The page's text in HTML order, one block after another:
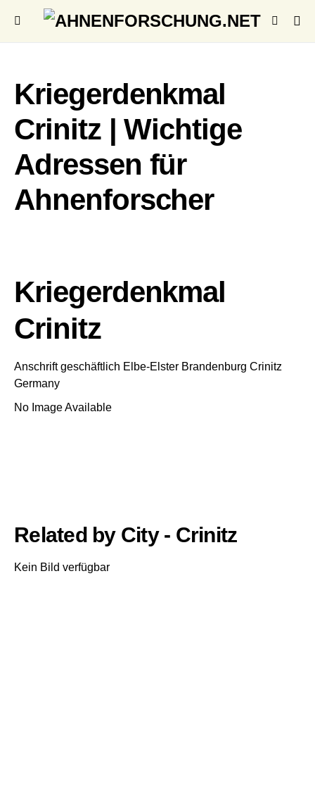
Kriegerdenkmal
Crinitz | Wichtige
Adressen für
Ahnenforscher
Kriegerdenkmal
Crinitz
Anschrift geschäftlich Elbe-Elster Brandenburg Crinitz
Germany
No Image Available
Related by City - Crinitz
Kein Bild verfügbar